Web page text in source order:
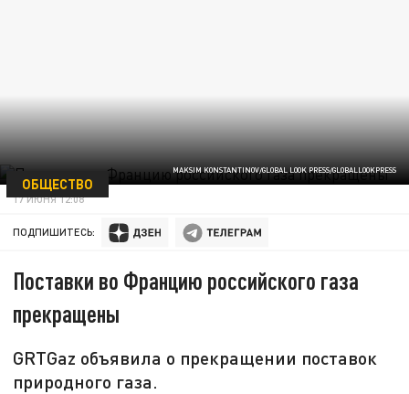
MAKSIM KONSTANTINOV/GLOBAL LOOK PRESS/GLOBALLOOKPRESS
ОБЩЕСТВО
17 ИЮНЯ 12:08
ПОДПИШИТЕСЬ:
Поставки во Францию российского газа
прекращены
GRTGaz объявила о прекращении поставок
природного газа.